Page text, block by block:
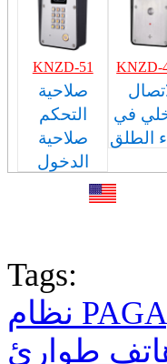
KNZD-51
صلاحية
التحكم
صلاحية
الدخول
KNZD-
في
الطلق
Tags:
نظام PAGA
طوارئ